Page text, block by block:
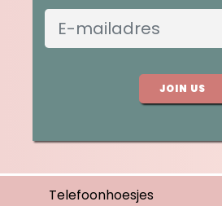
JOIN US
Telefoonhoesjes